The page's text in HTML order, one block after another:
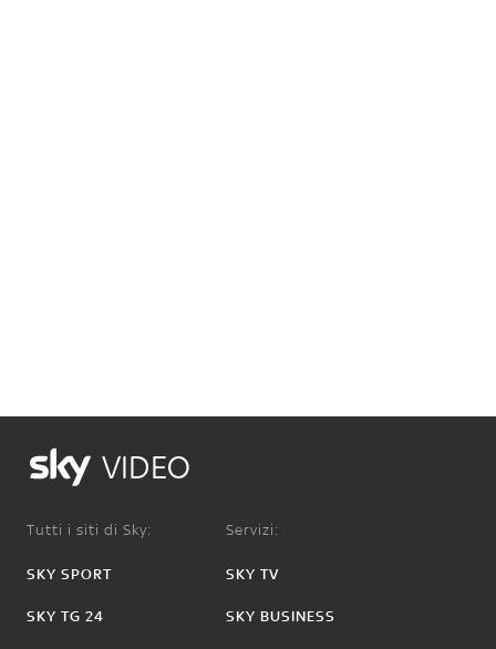
VIDEO
Tutti i siti di Sky:
SKY SPORT
SKY TG 24
Servizi:
SKY TV
SKY BUSINESS